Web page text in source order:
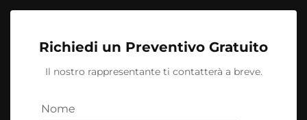
Richiedi un Preventivo Gratuito
Il nostro rappresentante ti contatterà a breve.
Nome